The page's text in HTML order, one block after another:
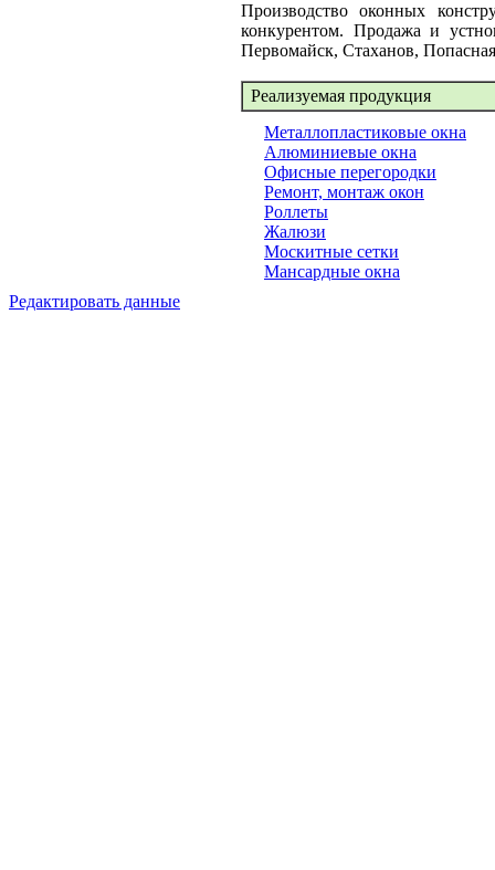
Производство оконных
конкурентом. Продажа и
Первомайск, Стаханов,
Реализуемая продукция
Металлопластиковые окна
Алюминиевые окна
Офисные перегородки
Ремонт, монтаж окон
Роллеты
Жалюзи
Москитные сетки
Мансардные окна
Редактировать данные